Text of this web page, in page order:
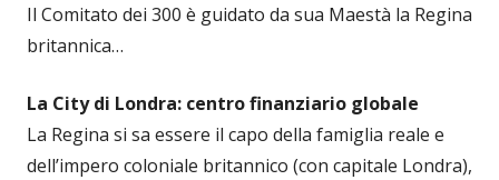
Il Comitato dei 300 è guidato da sua Maestà la Regina
britannica…
La City di Londra: centro finanziario globale
La Regina si sa essere il capo della famiglia reale e
dell’impero coloniale britannico (con capitale Londra),